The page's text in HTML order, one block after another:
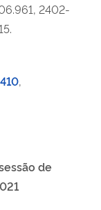
2402-
,
de